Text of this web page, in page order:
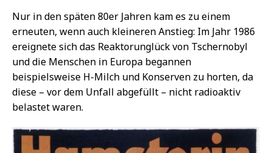
Nur in den späten 80er Jahren kam es zu einem
erneuten, wenn auch kleineren Anstieg: Im Jahr 1986
ereignete sich das Reaktorunglück von Tschernobyl
und die Menschen in Europa begannen
beispielsweise H-Milch und Konserven zu horten, da
diese – vor dem Unfall abgefüllt – nicht radioaktiv
belastet waren.